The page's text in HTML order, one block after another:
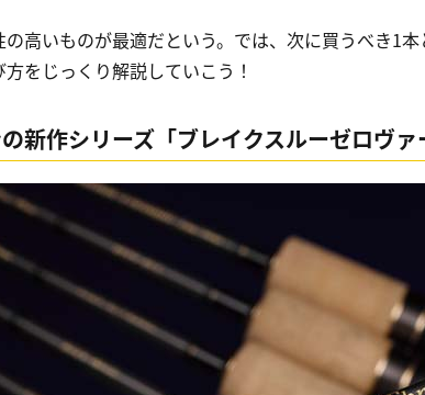
高いものが最適だという。では、次に買うべき1本
をじっくり解説していこう！
新作シリーズ「ブレイクスルーゼロヴ